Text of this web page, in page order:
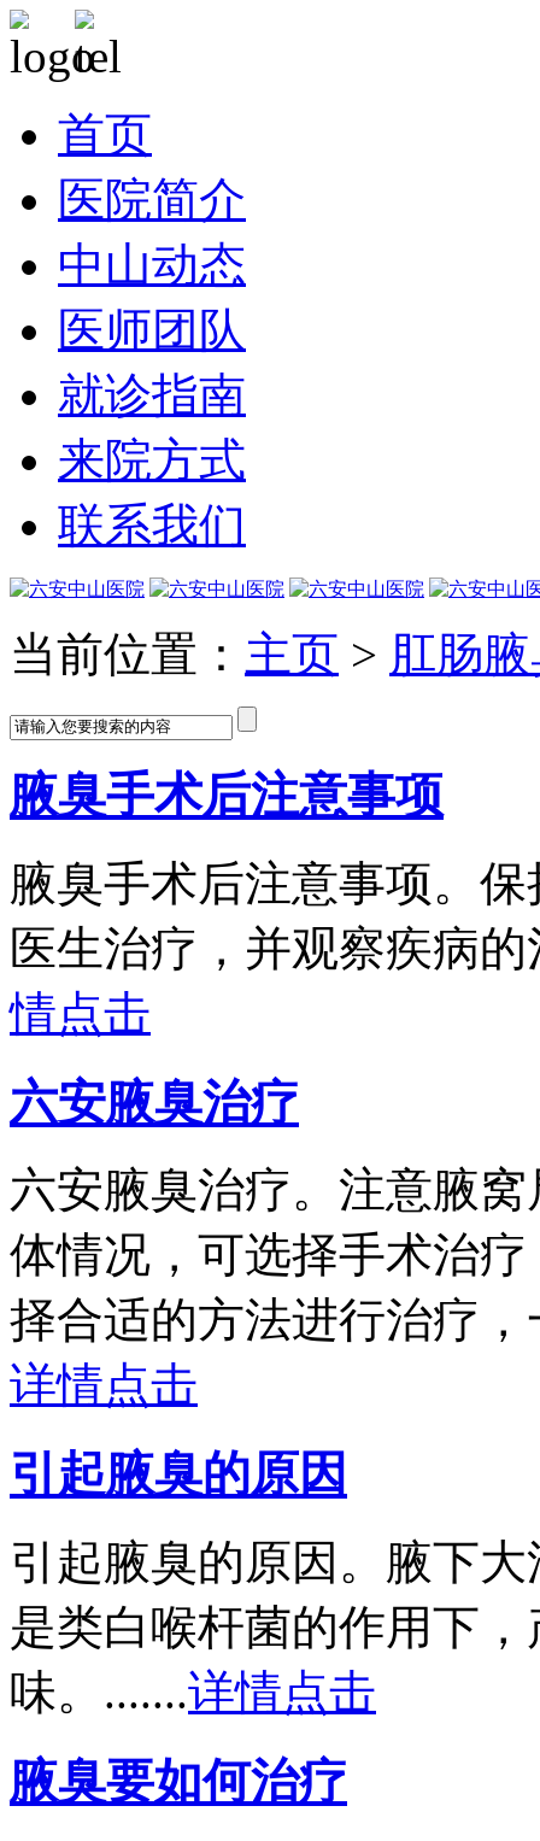
首页
医院简介
中山动态
医师团队
就诊指南
来院方式
联系我们
当前位置： 主页 > 肛肠
腋臭手术后注意事项
腋臭手术后注意事项。
医生治疗，并观察疾病
情点击
六安腋臭治疗
六安腋臭治疗。注意腋
体情况，可选择手术治
择合适的方法进行治疗
详情点击
引起腋臭的原因
引起腋臭的原因。腋下
是类白喉杆菌的作用下
味。.......详情点击
腋臭要如何治疗